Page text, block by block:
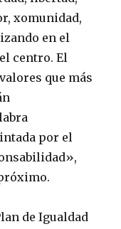
xomunidad,
en el
centro. El
que más
por el
de Igualdad